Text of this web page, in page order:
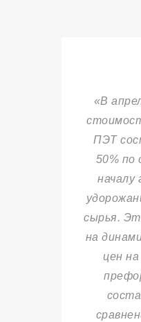
«В
ПЭТ
50% по
началу
сырья.
на
цен